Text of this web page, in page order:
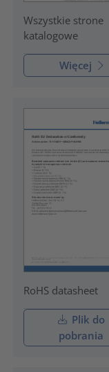
Wszystkie strone
katalogowe
Więcej
RoHS datasheet
Plik do
pobrania